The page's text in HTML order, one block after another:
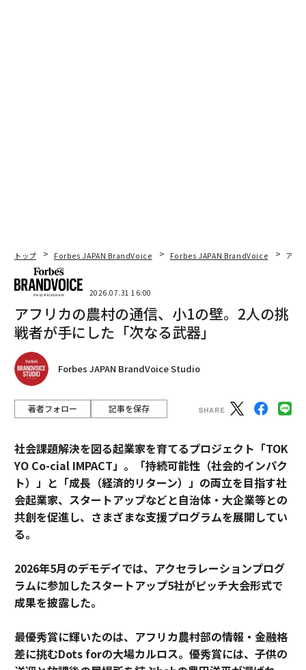
トップ Forbes JAPAN BrandVoice Forbes JAPAN BrandVoice アフ
2026.07.31 16:00
アフリカの農村の通信、小1の壁。2人の挑
戦者が手にした「次なる武器」
Forbes JAPAN BrandVoice Studio
著者フォロー 記事を保存
社会課題解決を図る起業家を育てるプロジェクト「TOK
YO Co-cial IMPACT」。
「持続可能性（社会的インパク
ト）」と「成長（経済的リターン）」の両立を目指す社
会起業家、スタートアップなどと自治体・大企業等との
共創を促進し、さまざまな支援プログラムを展開してい
る。
2026年5月のデモデイでは、アクセラレーションプログ
ラムに参加したスタートアップ5社がピッチ大会形式で
成果を披露した。
最優秀賞に輝いたのは、アフリカ農村部の情報・金融格
差に挑むDots forの大場カルロス。優秀賞には、子供の